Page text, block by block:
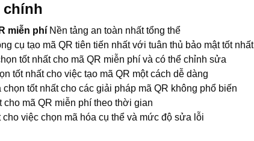
chính
miễn phí Nền tảng an toàn nhất tổng thể
cụ tạo mã QR tiên tiến nhất với tuân thủ bảo mật tốt nhất
tốt nhất cho mã QR miễn phí và có thể chỉnh sửa
tốt nhất cho việc tạo mã QR một cách dễ dàng
chọn tốt nhất cho các giải pháp mã QR không phổ biến
cho mã QR miễn phí theo thời gian
cho việc chọn mã hóa cụ thể và mức độ sửa lỗi